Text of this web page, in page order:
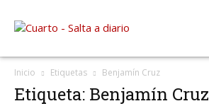
Inicio Etiquetas Benjamín Cruz
Etiqueta: Benjamín Cruz